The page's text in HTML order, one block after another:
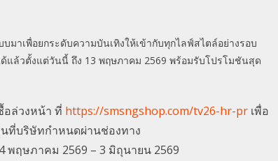
บมาเพื่อยกระดับความบันเทิงให้เข้ากับทุกไลฟ์สไตล์อย่างรอบ
แล้วตั้งแต่วันนี้ ถึง 13 พฤษภาคม 2569 พร้อมรับโปรโมชันสุด
อล่วงหน้า ที่ https://smsngshop.com/tv26-hr-pr เพื่อ
ที่บริษัทกำหนดผ่านช่องทาง
พฤษภาคม 2569 – 3 มิถุนายน 2569